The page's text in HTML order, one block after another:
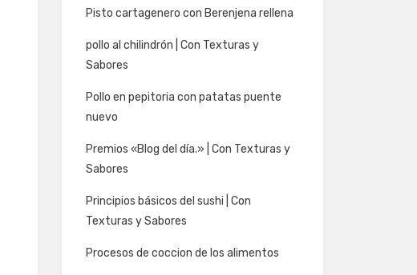
Pisto cartagenero con Berenjena rellena
pollo al chilindrón | Con Texturas y
Sabores
Pollo en pepitoria con patatas puente
nuevo
Premios «Blog del día.» | Con Texturas y
Sabores
Principios básicos del sushi | Con
Texturas y Sabores
Procesos de coccion de los alimentos